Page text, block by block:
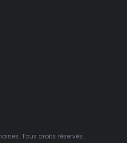
Tous droits réservés.